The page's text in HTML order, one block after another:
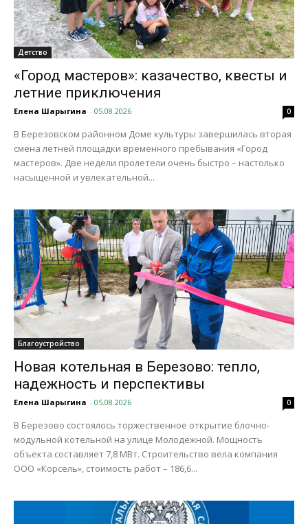
Детство
«Город мастеров»: казачество, квесты и
летние приключения
Елена Шарыгина - 05.08.2026 0
В Березовском районном Доме культуры завершилась вторая
смена летней площадки временного пребывания «Город
мастеров». Две недели пролетели очень быстро – настолько
насыщенной и увлекательной...
Благоустройство
Новая котельная в Березово: тепло,
надежность и перспективы
Елена Шарыгина - 05.08.2026 0
В Березово состоялось торжественное открытие блочно-
модульной котельной на улице Молодежной. Мощность
объекта составляет 7,8 МВт. Строительство вела компания
ООО «Корсель», стоимость работ – 186,6...